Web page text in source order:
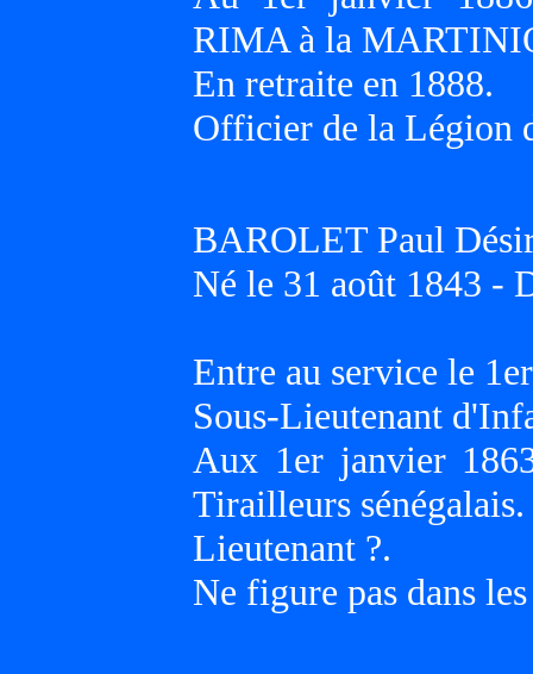
RIMA à la
En retraite en 1888.
Officier de la Légion
BAROLET Paul
Né le 31 août 1843 -
Entre au service le
Sous-Lieutenant
Aux 1er janvier
Tirailleurs sénégalais.
Lieutenant ?.
Ne figure pas dans